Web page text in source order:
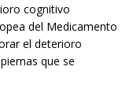
cognitivo
del Medicamento
el deterioro
que se